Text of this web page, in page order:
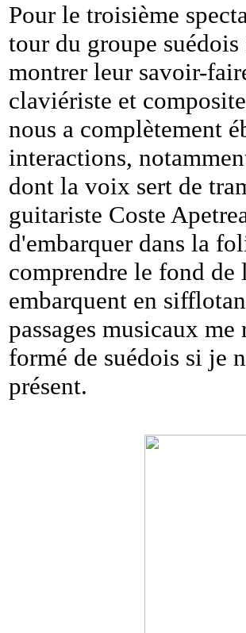
Pour le troisième
tour du groupe suédois
montrer leur savoir-
claviériste et
nous a complètement
interactions,
dont la voix sert de
guitariste Coste
d'embarquer dans la
comprendre le fond
embarquent en
passages musicaux
formé de suédois si je
présent.